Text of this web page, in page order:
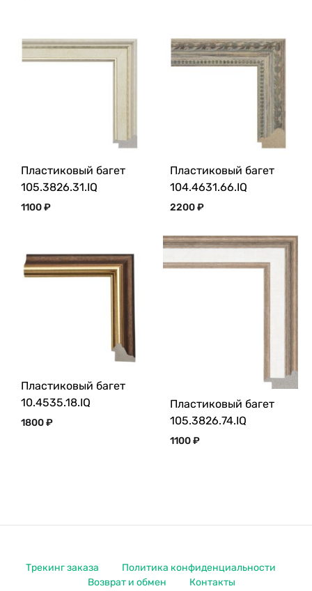
Пластиковый багет
105.3826.31.IQ
1100₽
Пластиковый багет
104.4631.66.IQ
2200₽
Пластиковый багет
10.4535.18.IQ
1800₽
Пластиковый багет
105.3826.74.IQ
1100₽
Трекинг заказа
Политика конфиденциальности
Возврат и обмен
Контакты